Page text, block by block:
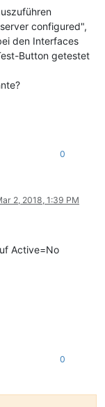
configured",
den Interfaces
Button getestet
0
2, 2018, 1:39 PM
Active=No
0